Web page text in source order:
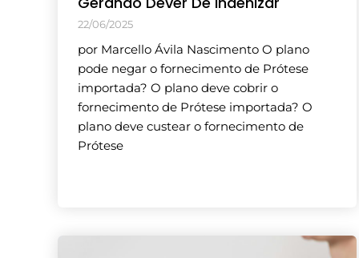
22/06/2025
por Marcello Ávila Nascimento O plano
pode negar o fornecimento de Prótese
importada? O plano deve cobrir o
fornecimento de Prótese importada? O
plano deve custear o fornecimento de
Prótese